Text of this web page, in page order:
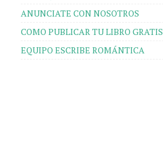
ANUNCIATE CON NOSOTROS
COMO PUBLICAR TU LIBRO GRATIS
EQUIPO ESCRIBE ROMÁNTICA